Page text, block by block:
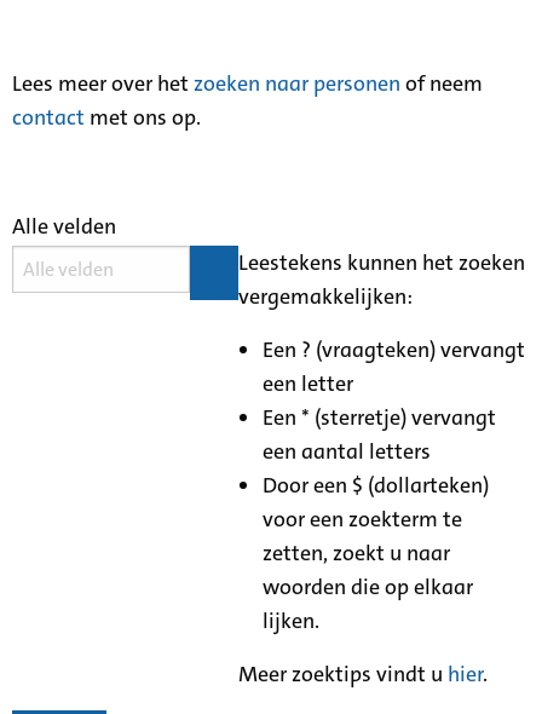
Lees meer over het zoeken naar personen of neem
contact met ons op.
Alle velden
Leestekens kunnen het zoeken
vergemakkelijken:
Een ? (vraagteken) vervangt
een letter
Een * (sterretje) vervangt
een aantal letters
Door een $ (dollarteken)
voor een zoekterm te
zetten, zoekt u naar
woorden die op elkaar
lijken.
Meer zoektips vindt u hier.